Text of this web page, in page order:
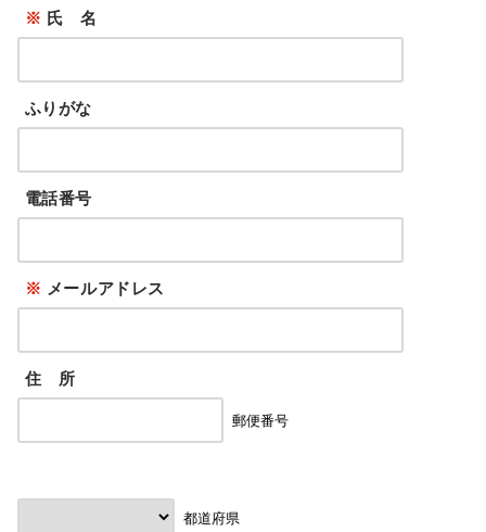
※ 氏 名
ふりがな
電話番号
※ メールアドレス
住 所
郵便番号
都道府県